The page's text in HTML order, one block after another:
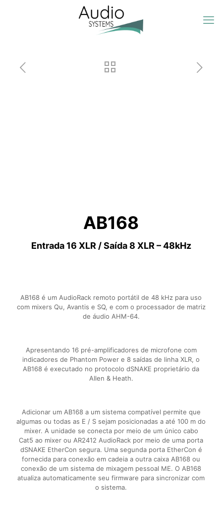
AB168
Entrada 16 XLR / Saída 8 XLR – 48kHz
AB168 é um AudioRack remoto portátil de 48 kHz para uso
com mixers Qu, Avantis e SQ, e com o processador de matriz
de áudio AHM-64.
Apresentando 16 pré-amplificadores de microfone com
indicadores de Phantom Power e 8 saídas de linha XLR, o
AB168 é executado no protocolo dSNAKE proprietário da
Allen & Heath.
Adicionar um AB168 a um sistema compatível permite que
algumas ou todas as E / S sejam posicionadas a até 100 m do
mixer. A unidade se conecta por meio de um único cabo
Cat5 ao mixer ou AR2412 AudioRack por meio de uma porta
dSNAKE EtherCon segura. Uma segunda porta EtherCon é
fornecida para conexão em cadeia a outra caixa AB168 ou
conexão de um sistema de mixagem pessoal ME. O AB168
atualiza automaticamente seu firmware para sincronizar com
o sistema.